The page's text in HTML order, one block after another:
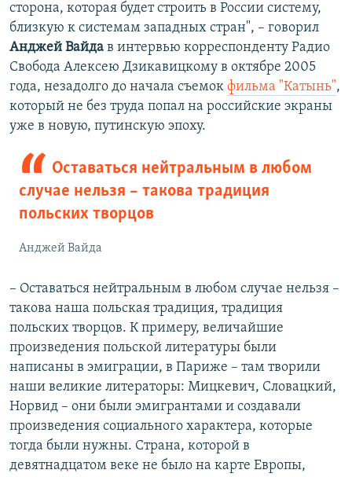
сторона, которая будет строить в России систему,
близкую к системам западных стран", – говорил
Анджей Вайда в интервью корреспонденту Радио
Свобода Алексею Дзикавицкому в октябре 2005
года, незадолго до начала съемок фильма "Катынь",
который не без труда попал на российские экраны
уже в новую, путинскую эпоху.
Оставаться нейтральным в любом
случае нельзя – такова традиция
польских творцов
Анджей Вайда
– Оставаться нейтральным в любом случае нельзя –
такова наша польская традиция, традиция
польских творцов. К примеру, величайшие
произведения польской литературы были
написаны в эмиграции, в Париже – там творили
наши великие литераторы: Мицкевич, Словацкий,
Норвид – они были эмигрантами и создавали
произведения социального характера, которые
тогда были нужны. Страна, которой в
девятнадцатом веке не было на карте Европы,